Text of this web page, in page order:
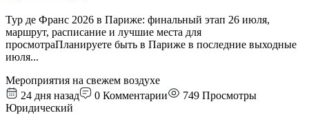
Тур де Франс 2026 в Париже: финальный этап 26 июля,
маршрут, расписание и лучшие места для
просмотраПланируете быть в Париже в последние выходные
июля...
Мероприятия на свежем воздухе
24 дня назад
0 Комментарии 749 Просмотры
Юридический